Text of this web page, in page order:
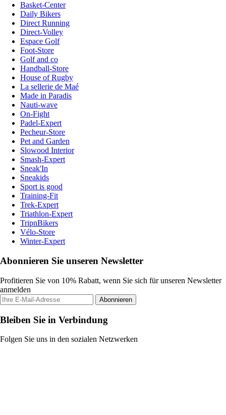
Basket-Center
Daily Bikers
Direct Running
Direct-Volley
Espace Golf
Foot-Store
Golf and co
Handball-Store
House of Rugby
La sellerie de Maé
Made in Paradis
Nauti-wave
On-Fight
Padel-Expert
Pecheur-Store
Pet and Garden
Slowood Interior
Smash-Expert
Sneak'In
Sneakids
Sport is good
Training-Fit
Trek-Expert
Triathlon-Expert
TripnBikers
Vélo-Store
Winter-Expert
Abonnieren Sie unseren Newsletter
Profitieren Sie von 10% Rabatt, wenn Sie sich für unseren Newsletter
anmelden
Abonnieren
Bleiben Sie in Verbindung
Folgen Sie uns in den sozialen Netzwerken